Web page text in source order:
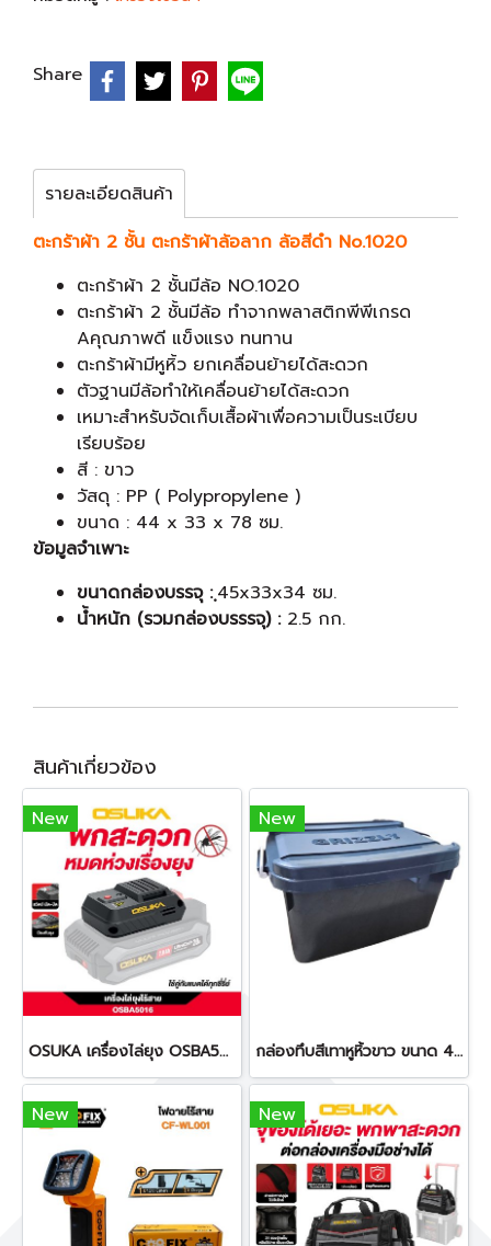
Share
รายละเอียดสินค้า
ตะกร้าผ้า 2 ชั้น ตะกร้าผ้าล้อลาก ล้อสีดำ No.1020
ตะกร้าผ้า 2 ชั้นมีล้อ NO.1020
ตะกร้าผ้า 2 ชั้นมีล้อ ทำจากพลาสติกพีพีเกรด
Aคุณภาพดี แข็งแรง ทนทาน
ตะกร้าผ้ามีหูหิ้ว ยกเคลื่อนย้ายได้สะดวก
ตัวฐานมีล้อทำให้เคลื่อนย้ายได้สะดวก
เหมาะสำหรับจัดเก็บเสื้อผ้าเพื่อความเป็นระเบียบ
เรียบร้อย
สี : ขาว
วัสดุ : PP ( Polypropylene )
ขนาด : 44 x 33 x 78 ซม.
ข้อมูลจำเพาะ
ขนาดกล่องบรรจุ : ฺ45x33x34 ซม.
น้ำหนัก (รวมกล่องบรรรจุ) :2.5 กก.
สินค้าเกี่ยวข้อง
New
OSUKA เครื่องไล่ยุง OSBA5016 แถมแผ่นกันยุง ไม่รวมแบต
New
กล่องทึบสีเทาหูหิ้วขาว ขนาด 42 ลิตร
New New